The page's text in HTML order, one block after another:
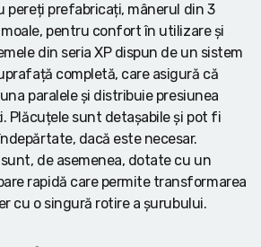
pereți prefabricați, mânerul din 3
pentru confort în utilizare și
din seria XP dispun de un sistem
completă, care asigură că
paralele și distribuie presiunea
Plăcuțele sunt detașabile și pot fi
dacă este necesar.
sunt, de asemenea, dotate cu un
rapidă care permite transformarea
cu o singură rotire a șurubului.